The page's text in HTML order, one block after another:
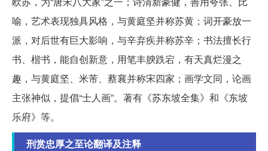
喻，艺术表现独具风格，与黄庭坚并称苏黄；词开豪放一
派，对后世有巨大影响，与辛弃疾并称苏辛；书法擅长行
书、楷书，能自创新意，用笔丰腴跌宕，有天真烂漫之
趣，与黄庭坚、米芾、蔡襄并称宋四家；画学文同，论画
主张神似，提倡“士人画”。著有《苏东坡全集》和《东坡
乐府》等。
刑赏忠厚之至论翻译及注释